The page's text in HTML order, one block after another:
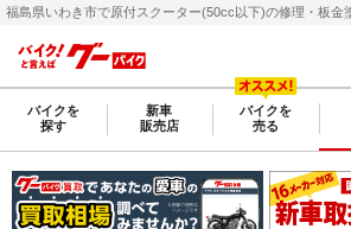
バイクを
探す
新車
販売店
バイクを
売る